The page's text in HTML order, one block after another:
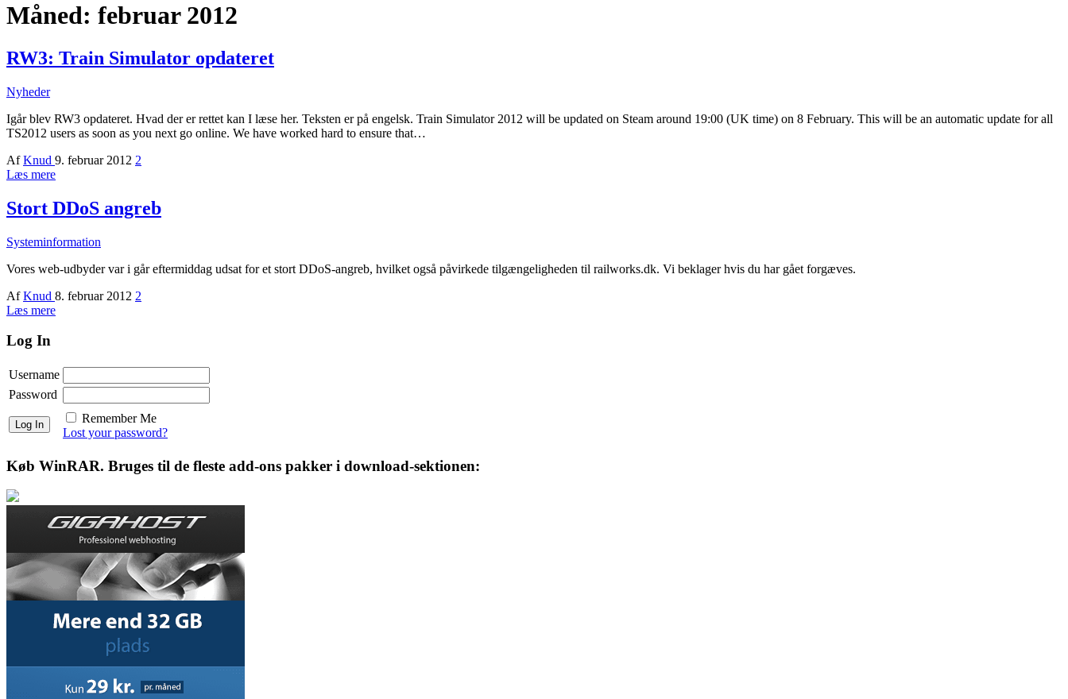
Måned: februar 2012
RW3: Train Simulator opdateret
Nyheder
Igår blev RW3 opdateret. Hvad der er rettet kan I læse her. Teksten er på engelsk. Train Simulator 2012 will be updated on Steam around 19:00 (UK time) on 8 February. This will be an automatic update for all
TS2012 users as soon as you next go online. We have worked hard to ensure that…
Af Knud 9. februar 2012 2
Læs mere
Stort DDoS angreb
Systeminformation
Vores web-udbyder var i går eftermiddag udsat for et stort DDoS-angreb, hvilket også påvirkede tilgængeligheden til railworks.dk. Vi beklager hvis du har gået forgæves.
Af Knud 8. februar 2012 2
Læs mere
Log In
Username
Password
Remember Me
Lost your password?
Køb WinRAR. Bruges til de fleste add-ons pakker i download-sektionen: